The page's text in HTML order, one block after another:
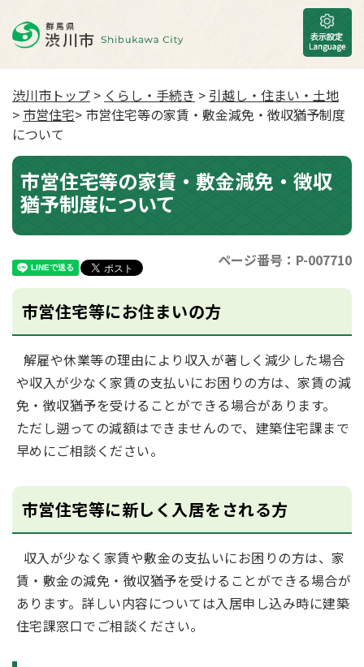
渋川市トップ > くらし・手続き > 引越し・住まい・土地
> 市営住宅> 市営住宅等の家賃・敷金減免・徴収猶予制度
について
市営住宅等の家賃・敷金減免・徴収
猶予制度について
ページ番号：P-007710
市営住宅等にお住まいの方
解雇や休業等の理由により収入が著しく減少した場合
や収入が少なく家賃の支払いにお困りの方は、家賃の減
免・徴収猶予を受けることができる場合があります。
ただし遡っての減額はできませんので、建築住宅課まで
早めにご相談ください。
市営住宅等に新しく入居をされる方
収入が少なく家賃や敷金の支払いにお困りの方は、家
賃・敷金の減免・徴収猶予を受けることができる場合が
あります。詳しい内容については入居申し込み時に建築
住宅課窓口でご相談ください。